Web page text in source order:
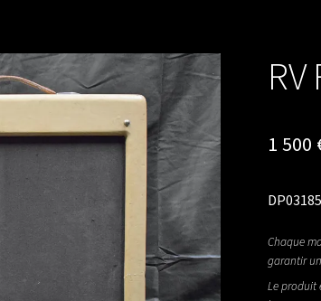
RV
1 500
DP03185
Chaque
garantir
Le produit